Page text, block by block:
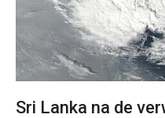
Sri Lanka na de